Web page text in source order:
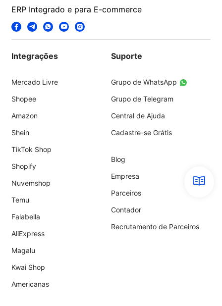
ERP Integrado e para E-commerce
Integrações
Mercado Livre
Shopee
Amazon
Shein
TikTok Shop
Shopify
Nuvemshop
Temu
Falabella
AliExpress
Magalu
Kwai Shop
Americanas
Suporte
Grupo de WhatsApp
Grupo de Telegram
Central de Ajuda
Cadastre-se Grátis
Blog
Empresa
Parceiros
Contador
Recrutamento de Parceiros